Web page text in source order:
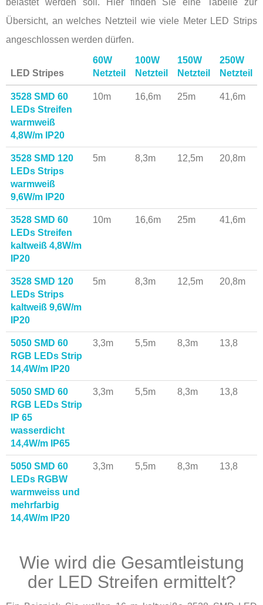
belastet werden soll. Hier finden Sie eine Tabelle zur
Übersicht, an welches Netzteil wie viele Meter LED Strips
angeschlossen werden dürfen.
LED Stripes
60W
Netzteil
100W
Netzteil
150W
Netzteil
250W
Netzteil
3528 SMD 60
LEDs Streifen
warmweiß
4,8W/m IP20
10m 16,6m 25m 41,6m
3528 SMD 120
LEDs Strips
warmweiß
9,6W/m IP20
5m 8,3m 12,5m 20,8m
3528 SMD 60
LEDs Streifen
kaltweiß 4,8W/m
IP20
10m 16,6m 25m 41,6m
3528 SMD 120
LEDs Strips
kaltweiß 9,6W/m
IP20
5m 8,3m 12,5m 20,8m
5050 SMD 60
RGB LEDs Strip
14,4W/m IP20
3,3m 5,5m 8,3m 13,8
5050 SMD 60
RGB LEDs Strip
IP 65
wasserdicht
14,4W/m IP65
3,3m 5,5m 8,3m 13,8
5050 SMD 60
LEDs RGBW
warmweiss und
mehrfarbig
14,4W/m IP20
3,3m 5,5m 8,3m 13,8
Wie wird die Gesamtleistung
der LED Streifen ermittelt?